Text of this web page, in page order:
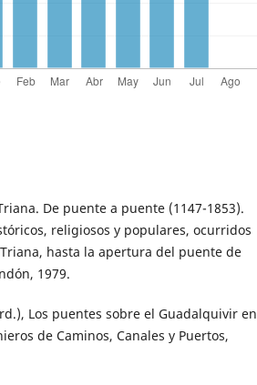
De puente a puente (1147-1853).
religiosos y populares, ocurridos
hasta la apertura del puente de
1979.
Los puentes sobre el Guadalquivir en
de Caminos, Canales y Puertos,